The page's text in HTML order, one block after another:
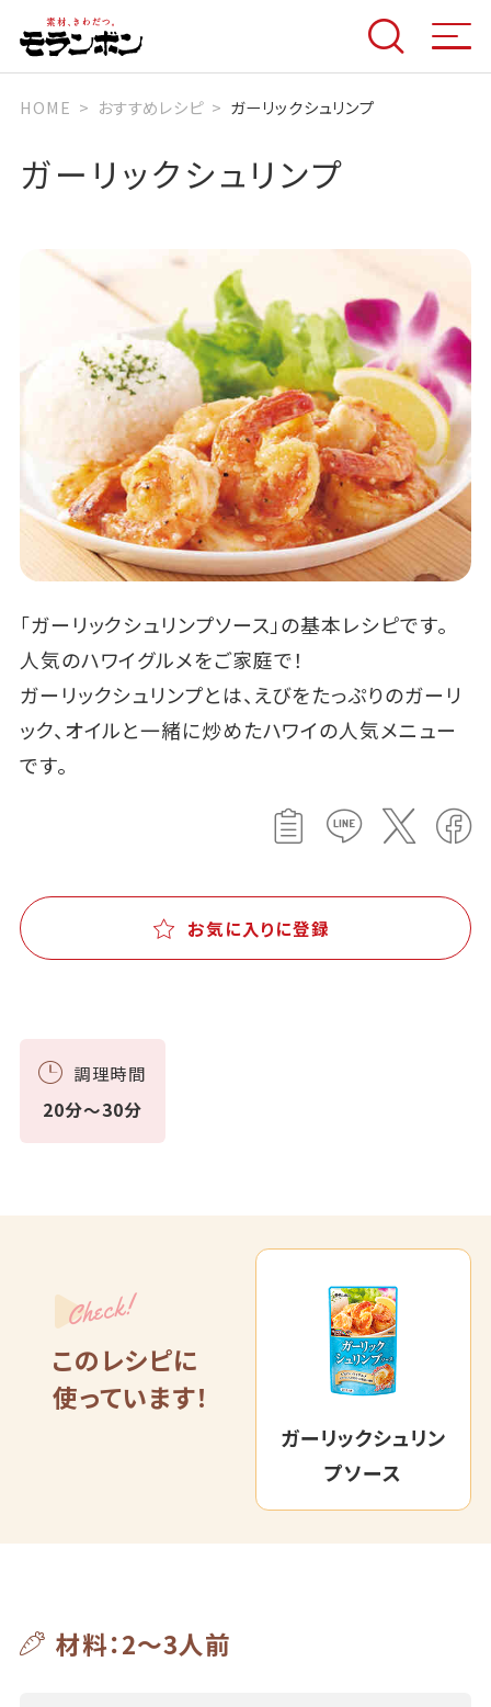
HOME おすすめレシピ ガーリックシュリンプ
ガーリックシュリンプ
「ガーリックシュリンプソース」の基本レシピです。
人気のハワイグルメをご家庭で！
ガーリックシュリンプとは、えびをたっぷりのガーリ
ック、オイルと一緒に炒めたハワイの人気メニュー
です。
お気に入りに登録
調理時間
20分～30分
Check!
このレシピに
使っています！
ガーリックシュリン
プソース
材料：2～3人前